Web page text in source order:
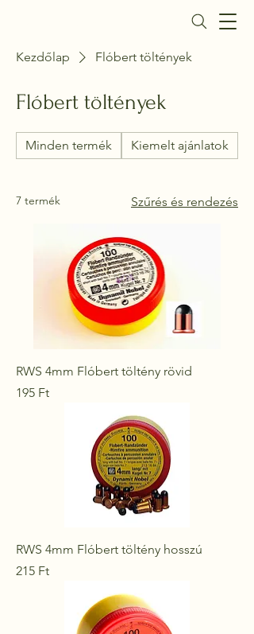
Kezdőlap Flóbert töltények
Flóbert töltények
Minden termék Kiemelt ajánlatok
7 termék Szűrés és rendezés
RWS 4mm Flóbert töltény rövid
Ár
195 Ft
RWS 4mm Flóbert töltény hosszú
Ár
215 Ft